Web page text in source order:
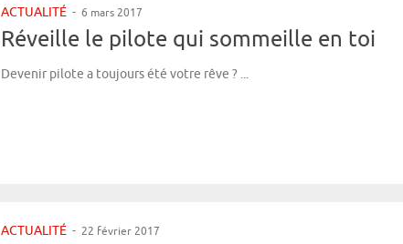
ACTUALITÉ - 6 mars 2017
Réveille le pilote qui sommeille en toi
Devenir pilote a toujours été votre rêve ? ...
ACTUALITÉ - 22 février 2017